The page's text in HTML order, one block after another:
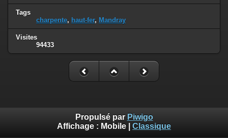
Tags
charpente, haut-fer, Mandray
Visites
94433
Propulsé par Piwigo
Affichage : Mobile Classique